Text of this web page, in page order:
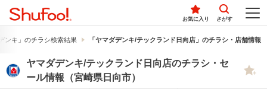
お気に入り さがす
ンキ」のチラシ検索結果 「ヤマダデンキ/テックランド日向店」のチラシ・店舗情報
ヤマダデンキ/テックランド日向店のチラシ・セ
ール情報（宮崎県日向市）